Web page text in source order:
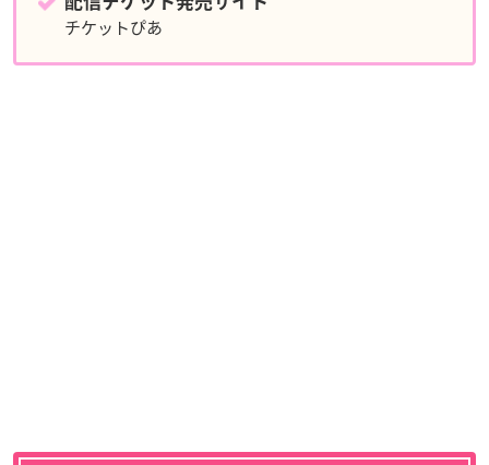
チケットぴあ